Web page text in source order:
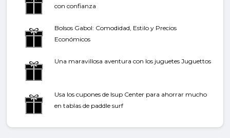
con confianza
Bolsos Gabol: Comodidad, Estilo y Precios
Económicos
Una maravillosa aventura con los juguetes Juguettos
Usa los cupones de Isup Center para ahorrar mucho
en tablas de paddle surf